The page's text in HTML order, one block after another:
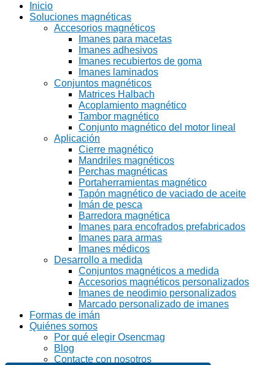
Inicio
Soluciones magnéticas
Accesorios magnéticos
Imanes para macetas
Imanes adhesivos
Imanes recubiertos de goma
Imanes laminados
Conjuntos magnéticos
Matrices Halbach
Acoplamiento magnético
Tambor magnético
Conjunto magnético del motor lineal
Aplicación
Cierre magnético
Mandriles magnéticos
Perchas magnéticas
Portaherramientas magnético
Tapón magnético de vaciado de aceite
Imán de pesca
Barredora magnética
Imanes para encofrados prefabricados
Imanes para armas
Imanes médicos
Desarrollo a medida
Conjuntos magnéticos a medida
Accesorios magnéticos personalizados
Imanes de neodimio personalizados
Marcado personalizado de imanes
Formas de imán
Quiénes somos
Por qué elegir Osencmag
Blog
Contacte con nosotros